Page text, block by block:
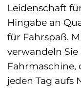
Leidenschaft
Hingabe an
für Fahrspaß.
verwandeln
Fahrmaschine,
jeden Tag aufs